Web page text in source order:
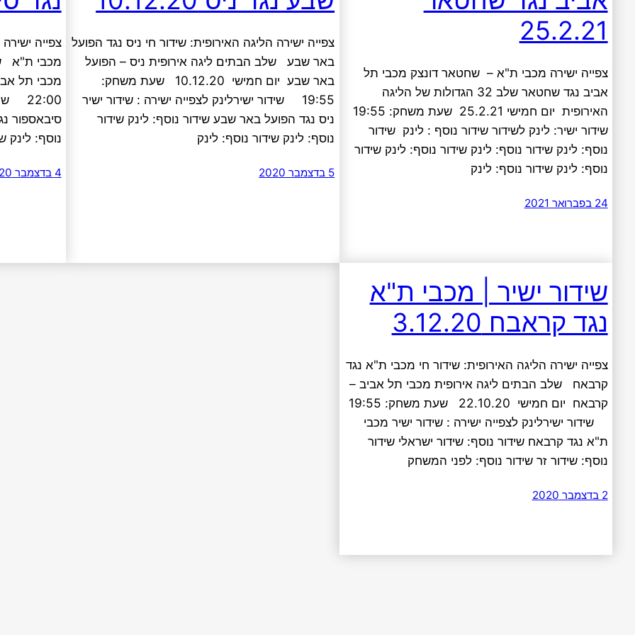
25.2.21
צפייה ישירה מכבי ת"א – שחטאר דונצק מכבי תל
אביב נגד שחטאר שלב 32 הגדולות של הליגה
שידור ישיר: לינק לשידור שידור נוסף : לינק שידור
נוסף: לינק שידור נוסף: לינק שידור נוסף: לינק שידור
נוסף: לינק שידור נוסף: לינק
24 בפברואר 2021
צפייה ישירה הליגה האירופית: שידור חי ניס נגד הפועל
באר שבע שלב הבתים ליגה אירופית ניס – הפועל
באר שבע יום חמישי 10.12.20 שעת משחק:
19:55 שידור ישירלינק לצפייה ישירה : שידור ישיר
ניס נגד הפועל באר שבע שידור נוסף: לינק שידור
נוסף: לינק שידור נוסף: לינק
5 בדצמבר 2020
צפייה
מכבי ת"א
סיבאספור
נוסף:
4 בדצמבר 2020
שידור ישיר | מכבי ת"א
נגד קראבח 3.12.20
צפייה ישירה הליגה האירופית: שידור חי מכבי ת"א נגד
קרבאח שלב הבתים ליגה אירופית מכבי תל אביב –
שידור ישירלינק לצפייה ישירה : שידור ישיר מכבי
ת"א נגד קרבאח שידור נוסף: שידור ישראלי שידור
נוסף: שידור זר שידור נוסף: לפני המשחק
2 בדצמבר 2020